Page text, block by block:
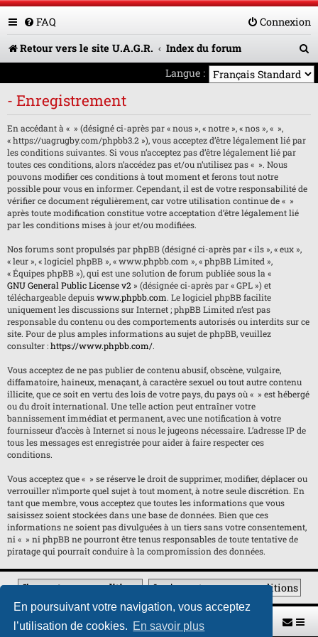
En poursuivant votre navigation, vous acceptez
l’utilisation de cookies. En savoir plus
FAQ
Connexion
Retour vers le site U.A.G.R.
Index du forum
e
h
Langue :
- Enregistrement
En accédant à « » (désigné ci-après par « nous », « notre », « nos », « »,
« https://uagrugby.com/phpbb3.2 »), vous acceptez d’être légalement lié par
les conditions suivantes. Si vous n’acceptez pas d’être légalement lié par
toutes ces conditions, alors n’accédez pas et/ou n’utilisez pas « ». Nous
pouvons modifier ces conditions à tout moment et ferons tout notre
possible pour vous en informer. Cependant, il est de votre responsabilité de
vérifier ce document régulièrement, car votre utilisation continue de « »
après toute modification constitue votre acceptation d’être légalement lié
par les conditions mises à jour et/ou modifiées.
Nos forums sont propulsés par phpBB (désigné ci-après par « ils », « eux »,
« leur », « logiciel phpBB », « www.phpbb.com », « phpBB Limited »,
« Équipes phpBB »), qui est une solution de forum publiée sous la «
GNU General Public License v2 » (désignée ci-après par « GPL ») et
téléchargeable depuiswww.phpbb.com. Le logiciel phpBB facilite
uniquement les discussions sur Internet ; phpBB Limited n’est pas
responsable du contenu ou des comportements autorisés ou interdits sur ce
site. Pour de plus amples informations au sujet de phpBB, veuillez
consulter :https://www.phpbb.com/.
Vous acceptez de ne pas publier de contenu abusif, obscène, vulgaire,
diffamatoire, haineux, menaçant, à caractère sexuel ou tout autre contenu
illicite, que ce soit en vertu des lois de votre pays, du pays où « » est hébergé
ou du droit international. Une telle action peut entraîner votre
bannissement immédiat et permanent, avec une notification à votre
fournisseur d’accès à Internet si nous le jugeons nécessaire. L’adresse IP de
tous les messages est enregistrée pour aider à faire respecter ces
conditions.
Vous acceptez que « » se réserve le droit de supprimer, modifier, déplacer ou
verrouiller n’importe quel sujet à tout moment, à notre seule discrétion. En
tant que membre, vous acceptez que toutes les informations que vous
saisissez soient stockées dans une base de données. Bien que ces
informations ne soient pas divulguées à un tiers sans votre consentement,
ni « » ni phpBB ne pourront être tenus responsables de toute tentative de
piratage qui pourrait conduire à la compromission des données.
Retour vers le site U.A.G.R. Index du forum